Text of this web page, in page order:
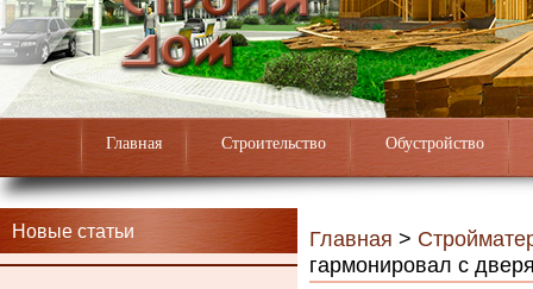
Главная Строительство Обустройство
Новые статьи Главная >
гармонировал с